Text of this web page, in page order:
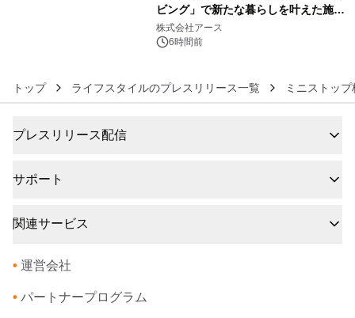
ビング」で新たな暮らしを叶えた施工
事例を株式会社アースが公開
株式会社アース
6時間前
トップ ライフスタイルのプレスリリース一覧 ミニストッ
プレスリリース配信
サポート
関連サービス
• 運営会社
• パートナープログラム